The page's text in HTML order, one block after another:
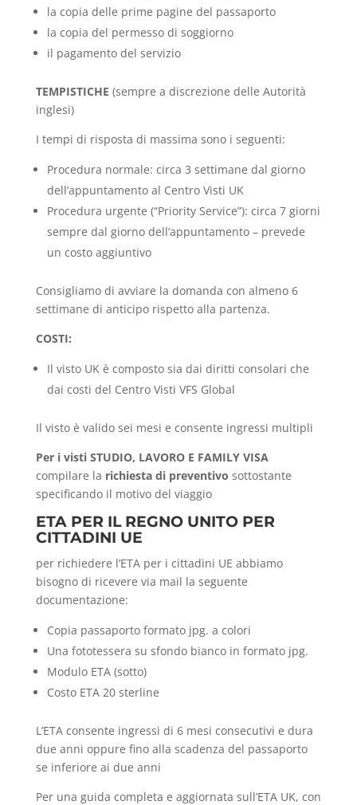
la copia delle prime pagine del passaporto
la copia del permesso di soggiorno
il pagamento del servizio
TEMPISTICHE (sempre a discrezione delle Autorità
inglesi)
I tempi di risposta di massima sono i seguenti:
Procedura normale: circa 3 settimane dal giorno
dell’appuntamento al Centro Visti UK
Procedura urgente (“Priority Service”): circa 7 giorni
sempre dal giorno dell’appuntamento – prevede
un costo aggiuntivo
Consigliamo di avviare la domanda con almeno 6
settimane di anticipo rispetto alla partenza.
COSTI:
Il visto UK è composto sia dai diritti consolari che
dai costi del Centro Visti VFS Global
Il visto è valido sei mesi e consente ingressi multipli
Per i visti STUDIO, LAVORO E FAMILY VISA
compilare la richiesta di preventivo sottostante
specificando il motivo del viaggio
ETA PER IL REGNO UNITO PER
CITTADINI UE
per richiedere l’ETA per i cittadini UE abbiamo
bisogno di ricevere via mail la seguente
documentazione:
Copia passaporto formato jpg. a colori
Una fototessera su sfondo bianco in formato jpg.
Modulo ETA (sotto)
Costo ETA 20 sterline
L’ETA consente ingressi di 6 mesi consecutivi e dura
due anni oppure fino alla scadenza del passaporto
se inferiore ai due anni
Per una guida completa e aggiornata sull’ETA UK, con